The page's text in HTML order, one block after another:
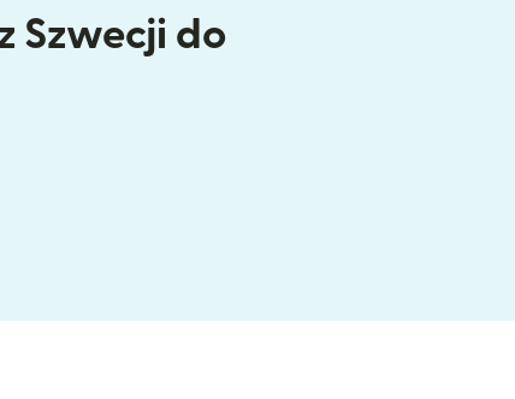
Szwecji do